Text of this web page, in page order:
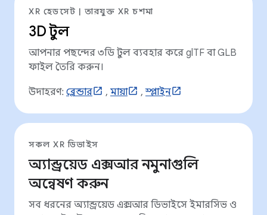
XR হেডসেট | তারযুক্ত XR চশমা
3D টুল
আপনার পছন্দের ৩ডি টুল ব্যবহার করে glTF বা GLB
ফাইল তৈরি করুন।
উদাহরণ: ব্লেন্ডার , মায়া ,স্প্লাইন
সকল XR ডিভাইস
অ্যান্ড্রয়েড এক্সআর নমুনাগুলি
অন্বেষণ করুন
সব ধরনের অ্যান্ড্রয়েড এক্সআর ডিভাইসে ইমারসিভ ও